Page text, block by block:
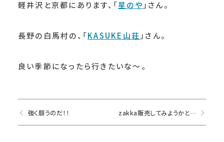
軽井沢と京都にあります、「星のや 」さん。
長野の白馬村の、「KASUKE山荘 」さん。
良い季節になったら行きたいな～。
強く願うのだ！！ zakka販売してみようかと…